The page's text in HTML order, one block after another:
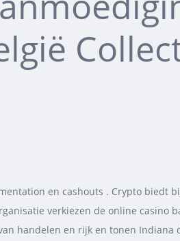
en cashouts . Crypto
verkiezen de online
handelen en rijk en tonen